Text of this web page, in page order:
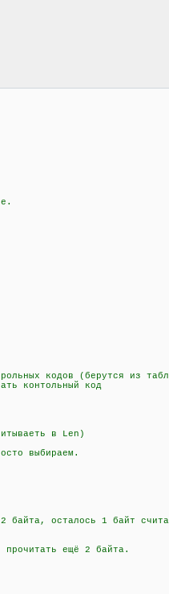
кодов (берутся из
контольный код
в Len)
выбираем.
осталось 1 байт
ещё 2 байта.